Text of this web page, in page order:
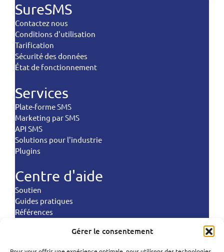
Gérer le consentement
SureSMS
Contactez nous
Conditions d'utilisation
Tarification
Sécurité des données
État de fonctionnement
Services
Plate-forme SMS
Marketing par SMS
API SMS
Solutions pour l'industrie
Plugins
Centre d'aide
Soutien
Guides pratiques
Références
Politiques